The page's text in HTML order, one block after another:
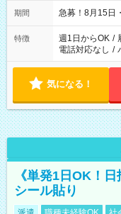
期間 急募！8月15日
特徴 週1日からOK /
電話対応なし /
気になる！
《単発1日OK！
シール貼り